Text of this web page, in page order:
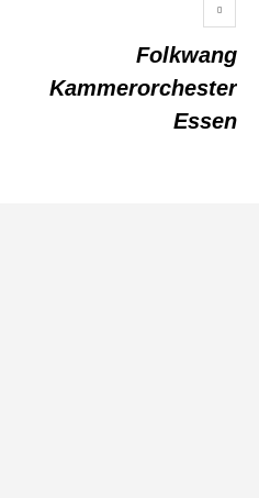
Folkwang
Kammerorchester
Essen